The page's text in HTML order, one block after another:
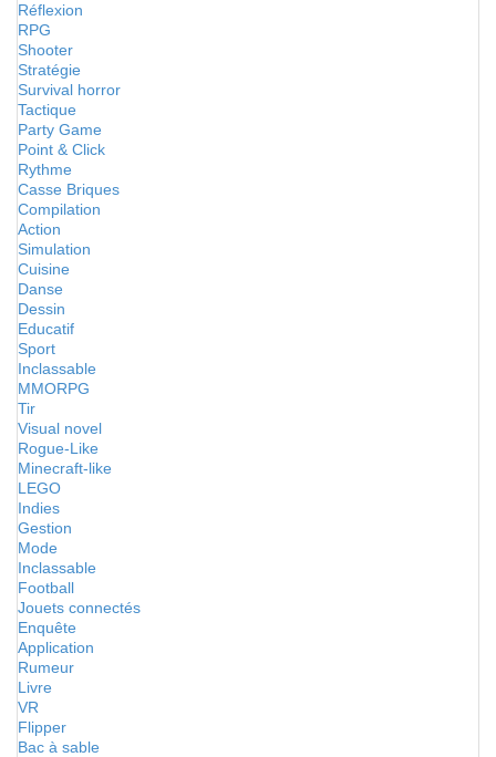
Réflexion
RPG
Shooter
Stratégie
Survival horror
Tactique
Party Game
Point & Click
Rythme
Casse Briques
Compilation
Action
Simulation
Cuisine
Danse
Dessin
Educatif
Sport
Inclassable
MMORPG
Tir
Visual novel
Rogue-Like
Minecraft-like
LEGO
Indies
Gestion
Mode
Inclassable
Football
Jouets connectés
Enquête
Application
Rumeur
Livre
VR
Flipper
Bac à sable